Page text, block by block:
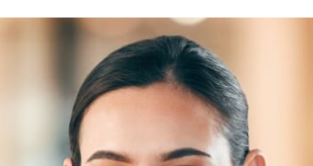
Promoções Escolas